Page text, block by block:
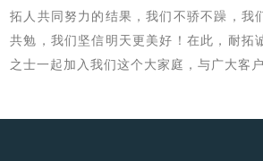
拓人共同努力的结果，我们不骄不躁，我
共勉，我们坚信明天更美好！在此，耐拓
之士一起加入我们这个大家庭，与 广大客